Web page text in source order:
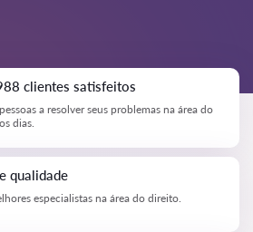
clientes satisfeitos
a resolver seus problemas na área do
dias.
qualidade
especialistas na área do direito.